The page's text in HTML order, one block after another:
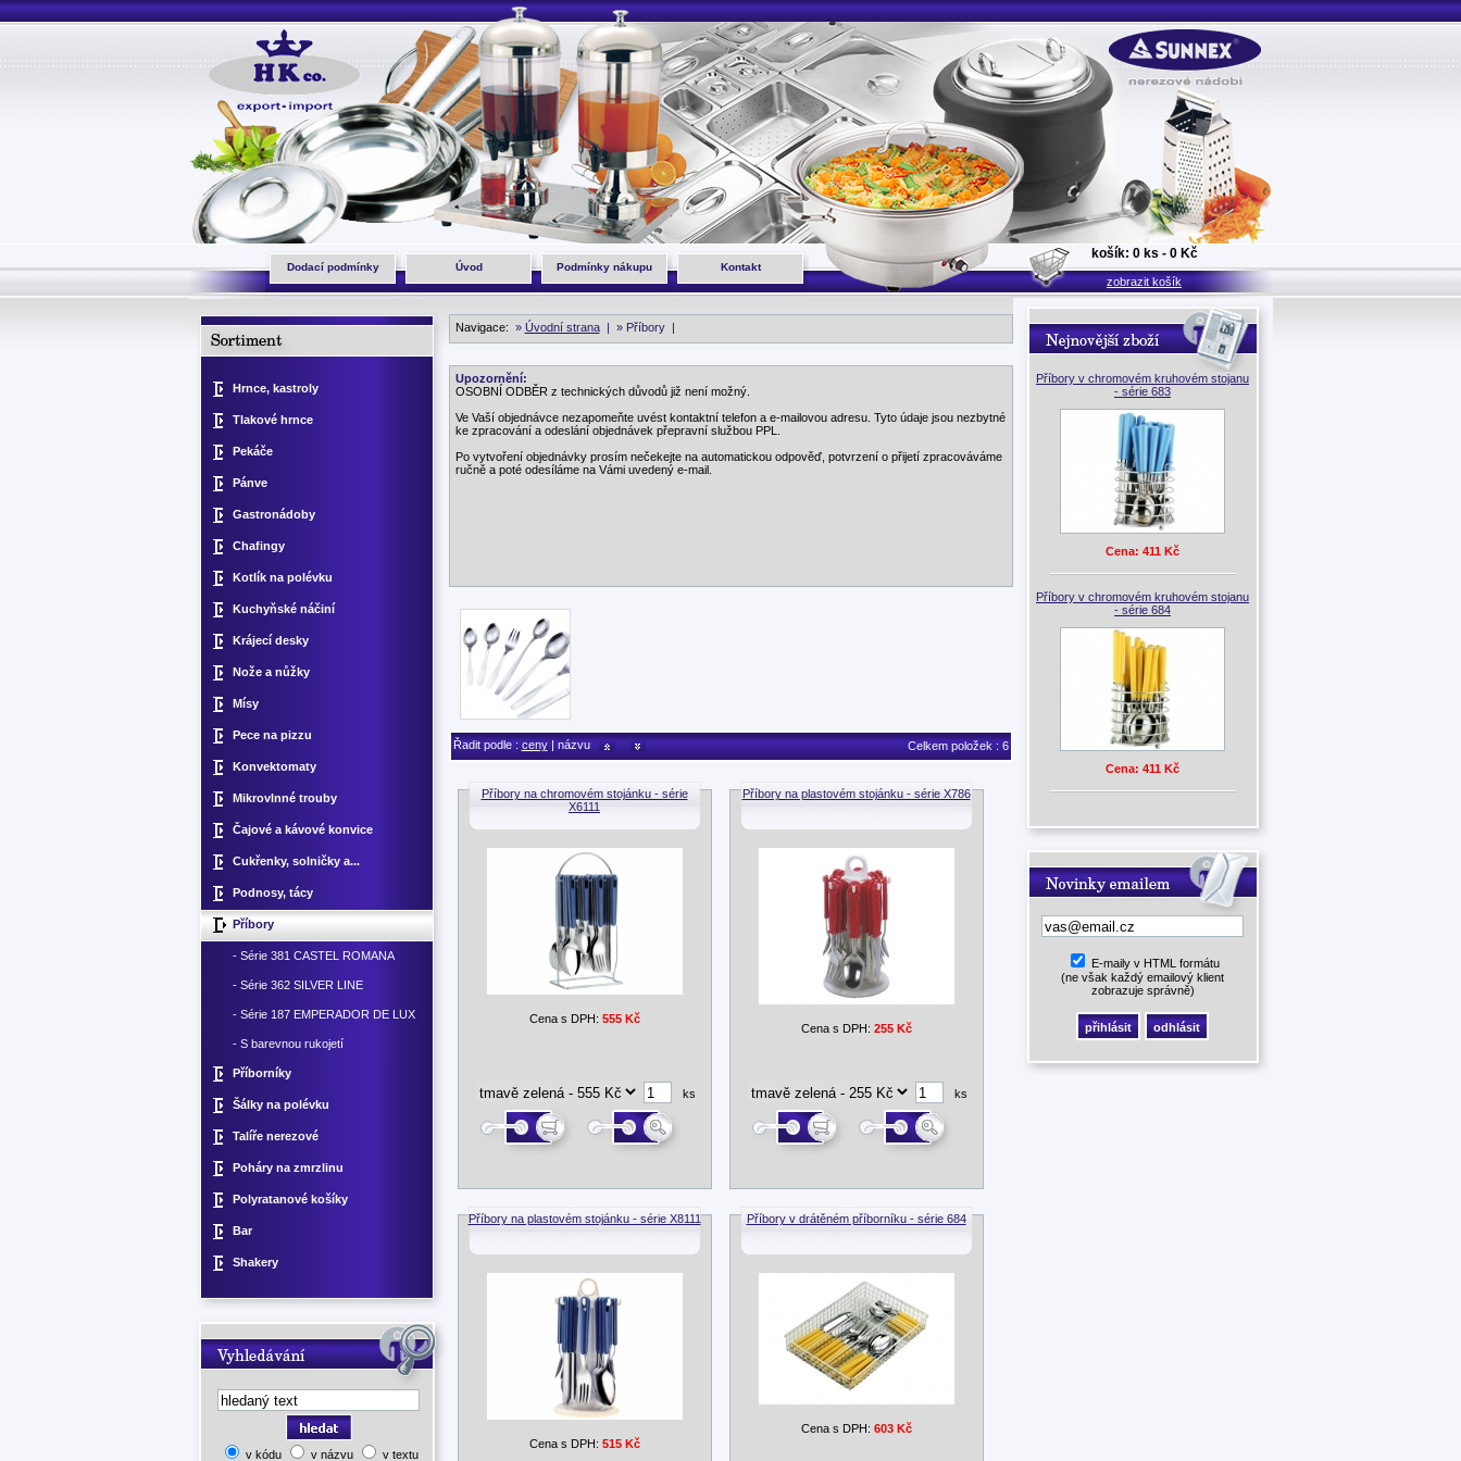
Dodací podmínky Úvod Podmínky nákupu Kontakt
košík: 0 ks - 0 Kč
zobrazit košík
Hrnce, kastroly
Tlakové hrnce
Pekáče
Pánve
Gastronádoby
Chafingy
Kotlík na polévku
Kuchyňské náčiní
Krájecí desky
Nože a nůžky
Mísy
Pece na pizzu
Konvektomaty
Mikrovlnné trouby
Čajové a kávové konvice
Cukřenky, solničky a...
Podnosy, tácy
Příbory
- Série 381 CASTEL ROMANA
- Série 362 SILVER LINE
- Série 187 EMPERADOR DE LUX
- S barevnou rukojetí
Příborníky
Šálky na polévku
Talíře nerezové
Poháry na zmrzlinu
Polyratanové košíky
Bar
Shakery
v kódu v názvu v textu
Navigace: » Úvodní strana| » Příbory |
Upozornění:
OSOBNÍ ODBĚR z technických důvodů již není možný.
Ve Vaší objednávce nezapomeňte uvést kontaktní telefon a e-mailovou adresu. Tyto údaje jsou nezbytné
ke zpracování a odeslání objednávek přepravní službou PPL.
Po vytvoření objednávky prosím nečekejte na automatickou odpověď, potvrzení o přijetí zpracováváme
ručně a poté odesíláme na Vámi uvedený e-mail.
Řadit podle : ceny| názvu Celkem položek : 6
Příbory na chromovém stojánku - série
X6111
Cena s DPH: 555 Kč
ks
Příbory na plastovém stojánku - série X786
Cena s DPH: 255 Kč
ks
Příbory na plastovém stojánku - série X8111
Cena s DPH: 515 Kč
Příbory v drátěném příborníku - série 684
Cena s DPH: 603 Kč
Příbory v chromovém kruhovém stojanu
- série 683
Cena: 411 Kč
Příbory v chromovém kruhovém stojanu
- série 684
Cena: 411 Kč
E-maily v HTML formátu
(ne však každý emailový klient
zobrazuje správně)